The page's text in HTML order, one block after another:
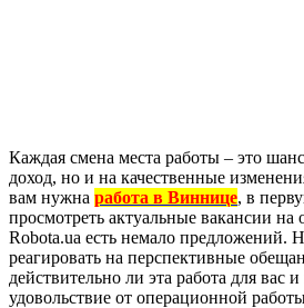
Каждая смена места работы – это
доход, но и на качественные
вам нужна работа в Виннице, в
просмотреть актуальные вакансии
Robota.ua есть немало предложений.
реагировать на перспективные
действительно ли эта работа для вас
удовольствие от операционной